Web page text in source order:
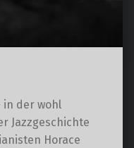
in der wohl
Jazzgeschichte
Horace